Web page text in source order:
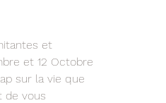
et
et 12 Octobre
sur la vie que
de vous